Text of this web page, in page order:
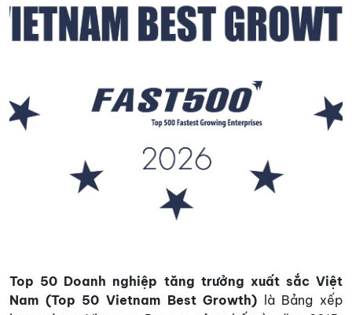
Top 50 Doanh nghiệp tăng trưởng xuất sắc Việt
Nam (Top 50 Vietnam Best Growth) là Bảng xếp